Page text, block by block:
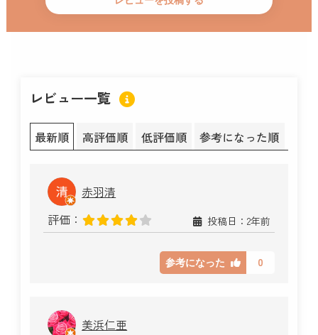
レビュー一覧
最新順 高評価順 低評価順 参考になった順
赤羽清
評価：
投稿日：2年前
参考になった 0
美浜仁亜